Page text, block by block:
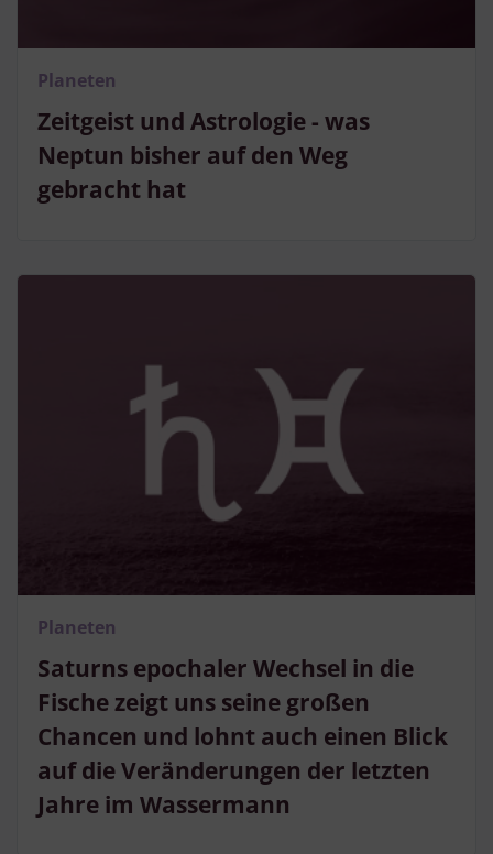
Zeitgeist und Astrologie - was
Neptun bisher auf den Weg
gebracht hat
Planeten
Saturns epochaler Wechsel in die
Fische zeigt uns seine großen
Chancen und lohnt auch einen Blick
auf die Veränderungen der letzten
Jahre im Wassermann
Planeten